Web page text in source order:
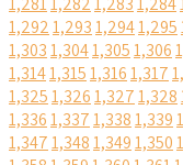
1,2921,2931,2941,295
1,3031,3041,3051,306
1,3141,3151,3161,317
1,3251,3261,3271,328
1,3361,3371,3381,339
1,3471,3481,3491,350